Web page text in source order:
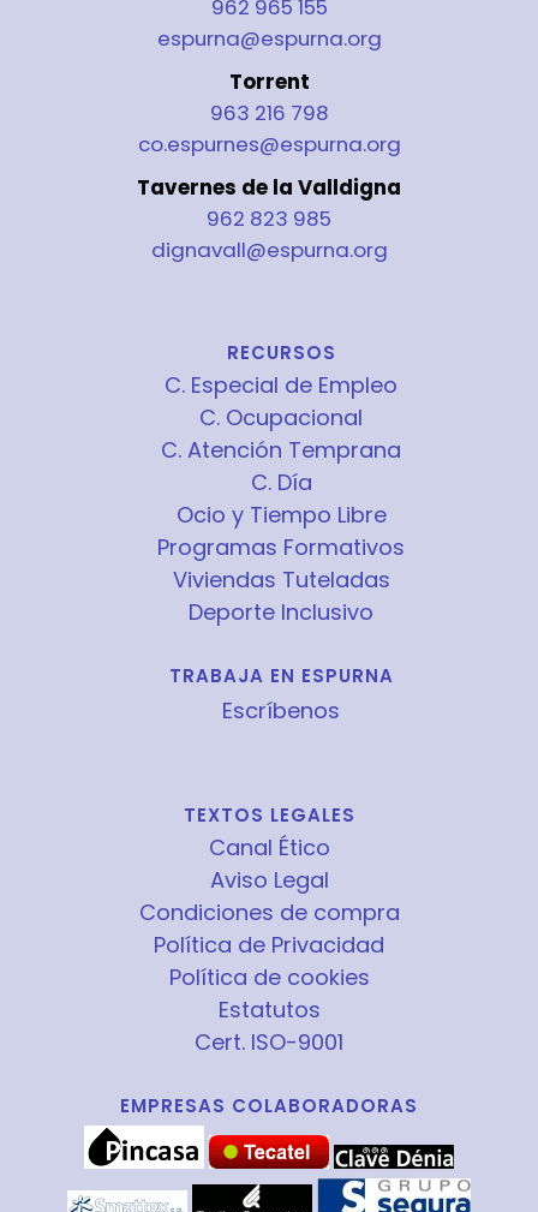
962 965 155
espurna@espurna.org
Torrent
963 216 798
co.espurnes@espurna.org
Tavernes de la Valldigna
962 823 985
dignavall@espurna.org
RECURSOS
C. Especial de Empleo
C. Ocupacional
C. Atención Temprana
C. Día
Ocio y Tiempo Libre
Programas Formativos
Viviendas Tuteladas
Deporte Inclusivo
TRABAJA EN ESPURNA
Escríbenos
TEXTOS LEGALES
Canal Ético
Aviso Legal
Condiciones de compra
Política de Privacidad
Política de cookies
Estatutos
Cert. ISO-9001
EMPRESAS COLABORADORAS